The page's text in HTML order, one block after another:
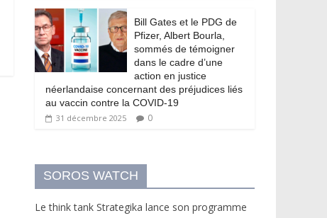
Bill Gates et le PDG de
Pfizer, Albert Bourla,
sommés de témoigner
dans le cadre d’une
action en justice
néerlandaise concernant des préjudices liés
au vaccin contre la COVID-19
31 décembre 2025 0
SOROS WATCH
Le think tank Strategika lance son programme